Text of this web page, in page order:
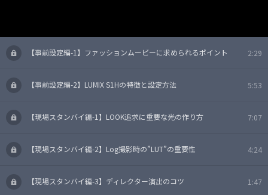
【事前設定編-1】ファッションムービーに求められるポイント 2:29
【事前設定編-2】LUMIX S1Hの特徴と設定方法 5:53
【現場スタンバイ編-1】LOOK追求に重要な光の作り方 7:07
【現場スタンバイ編-2】Log撮影時の”LUT”の重要性 4:24
【現場スタンバイ編-3】ディレクター演出のコツ 1:47